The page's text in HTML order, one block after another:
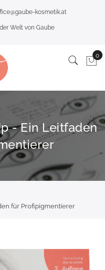
kosmetik.at
Welt von Gaube
- Ein Leitfaden
für Profipigmentierer